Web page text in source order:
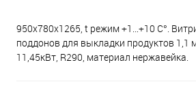
950х780х1265, t режим +1…+10 C°.
поддонов для выкладки продуктов 1,1
11,45кВт, R290, материал нержавейка.